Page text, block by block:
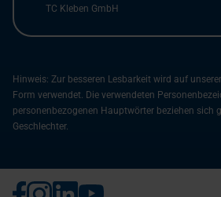
TC Kleben GmbH
Hinweis: Zur besseren Lesbarkeit wird auf
Form verwendet. Die verwendeten
personenbezogenen Hauptwörter beziehen sich
Geschlechter.